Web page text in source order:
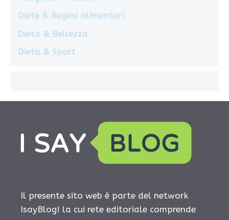
Diete & Regimi alimentari
Dieta & Bellezza
Dieta & Sport
Il presente sito web è parte del network
IsayBlog! la cui rete editoriale comprende